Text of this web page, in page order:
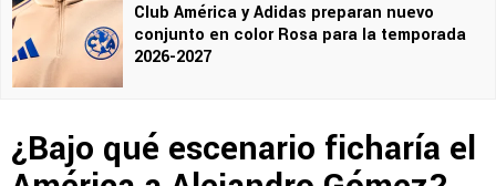
Club América y Adidas preparan nuevo
conjunto en color Rosa para la temporada
2026-2027
¿Bajo qué escenario ficharía el